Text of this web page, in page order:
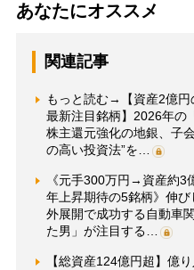
あなたにオススメ
関連記事
もっと読む→【資産2億円
最新注目銘柄】2026年
株主還元強化の地銀、子
の高い投資法”を…
《元手300万円→資産約3
年上昇期待の5銘柄》伸
外展開で成功する自動車
た男」が注目する…
【総資産124億円超】億